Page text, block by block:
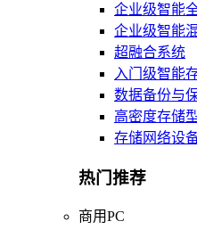
企业级智能
企业级智能
超融合系统
入门级智能
数据备份与
高密度存储
存储网络设
热门推荐
商用PC